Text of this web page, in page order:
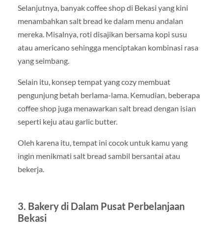
Selanjutnya, banyak coffee shop di Bekasi yang kini
menambahkan salt bread ke dalam menu andalan
mereka. Misalnya, roti disajikan bersama kopi susu
atau americano sehingga menciptakan kombinasi rasa
yang seimbang.
Selain itu, konsep tempat yang cozy membuat
pengunjung betah berlama-lama. Kemudian, beberapa
coffee shop juga menawarkan salt bread dengan isian
seperti keju atau garlic butter.
Oleh karena itu, tempat ini cocok untuk kamu yang
ingin menikmati salt bread sambil bersantai atau
bekerja.
3. Bakery di Dalam Pusat Perbelanjaan
Bekasi